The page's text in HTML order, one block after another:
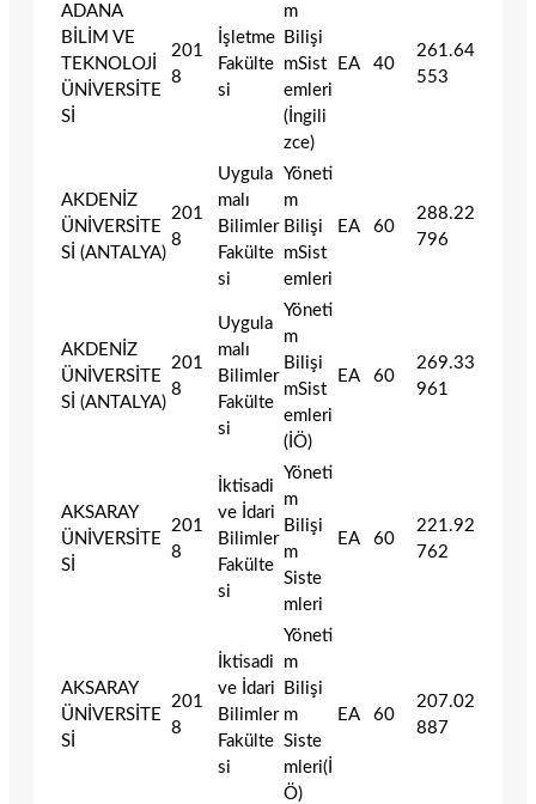
ADANA
BİLİM VE
TEKNOLOJİ
ÜNİVERSİTE
Sİ
201
8
İşletme
Fakülte
si
m
Bilişi
mSist
emleri
(İngili
zce)
EA 40
261.64
553
AKDENİZ
ÜNİVERSİTE
Sİ (ANTALYA)
201
8
Uygula
malı
Bilimler
Fakülte
si
Yöneti
m
Bilişi
mSist
emleri
EA 60
288.22
796
AKDENİZ
ÜNİVERSİTE
Sİ (ANTALYA)
201
8
Uygula
malı
Bilimler
Fakülte
si
Yöneti
m
Bilişi
mSist
emleri
(İÖ)
EA 60
269.33
961
AKSARAY
ÜNİVERSİTE
Sİ
201
8
İktisadi
ve İdari
Bilimler
Fakülte
si
Yöneti
m
Bilişi
m
Siste
mleri
EA 60
221.92
762
AKSARAY
ÜNİVERSİTE
Sİ
201
8
İktisadi
ve İdari
Bilimler
Fakülte
si
Yöneti
m
Bilişi
m
Siste
mleri(İ
Ö)
EA 60
207.02
887